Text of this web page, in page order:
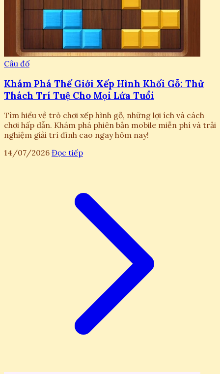
Câu đố
Khám Phá Thế Giới Xếp Hình Khối Gỗ: Thử
Thách Trí Tuệ Cho Mọi Lứa Tuổi
Tìm hiểu về trò chơi xếp hình gỗ, những lợi ích và cách
chơi hấp dẫn. Khám phá phiên bản mobile miễn phí và trải
nghiệm giải trí đỉnh cao ngay hôm nay!
14/07/2026 Đọc tiếp